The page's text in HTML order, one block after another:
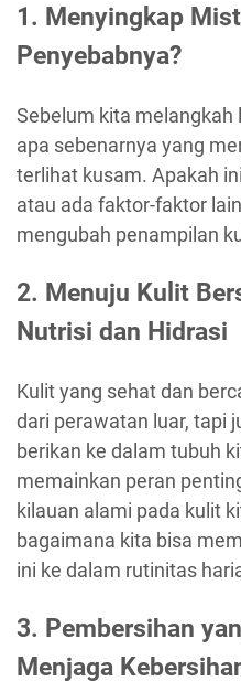
1. Menyingkap
Penyebabnya?
Sebelum kita melangkah
apa sebenarnya yang
terlihat kusam. Apakah
atau ada faktor-faktor
mengubah penampilan
2. Menuju Kulit
Nutrisi dan Hidrasi
Kulit yang sehat dan
dari perawatan luar, tapi
berikan ke dalam tubuh
memainkan peran
kilauan alami pada kulit
bagaimana kita bisa
ini ke dalam rutinitas
3. Pembersihan
Menjaga